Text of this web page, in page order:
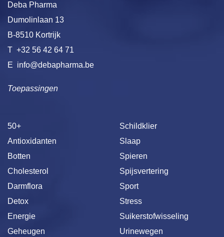
Toepassingen
50+
Antioxidanten
Botten
Cholesterol
Darmflora
Detox
Energie
Geheugen
Schildklier
Slaap
Spieren
Spijsvertering
Sport
Stress
Suikerstofwisseling
Urinewegen
Deba Pharma
Dumolinlaan 13
B-8510 Kortrijk
T +32 56 42 64 71
E info@debapharma.be